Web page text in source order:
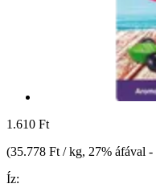
1.610 Ft
(35.778 Ft / kg, 27% áfával -
Íz: